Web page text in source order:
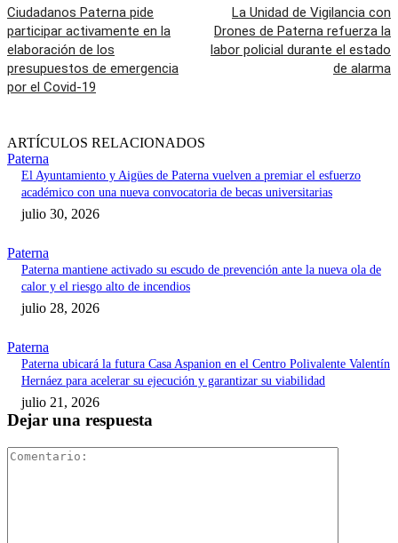
Ciudadanos Paterna pide
participar activamente en la
elaboración de los
presupuestos de emergencia
por el Covid-19
La Unidad de Vigilancia con
Drones de Paterna refuerza la
labor policial durante el estado
de alarma
ARTÍCULOS RELACIONADOS
Paterna
El Ayuntamiento y Aigües de Paterna vuelven a premiar el esfuerzo
académico con una nueva convocatoria de becas universitarias
julio 30, 2026
Paterna
Paterna mantiene activado su escudo de prevención ante la nueva ola de
calor y el riesgo alto de incendios
julio 28, 2026
Paterna
Paterna ubicará la futura Casa Aspanion en el Centro Polivalente Valentín
Hernáez para acelerar su ejecución y garantizar su viabilidad
julio 21, 2026
Dejar una respuesta